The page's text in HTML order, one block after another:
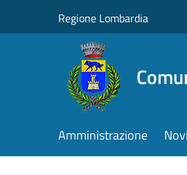
Regione Lombardia
Amministrazione